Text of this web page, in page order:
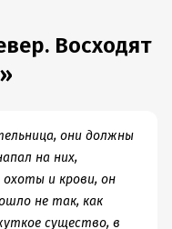
из пресловутого
оказался
выпало больше
свои силы
чтобы
путь ее уже
сводится к
Восходят
они должны
на них,
и крови, он
не так, как
существо, в